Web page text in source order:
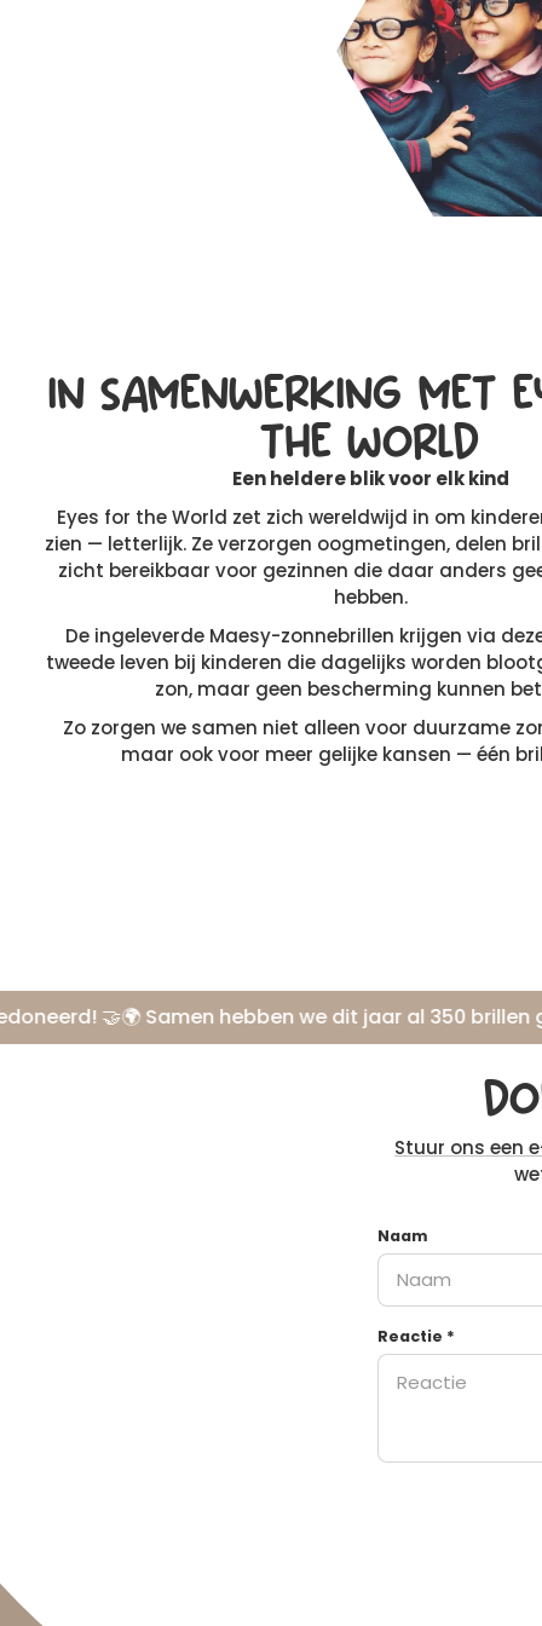
IN SAMENWERKING MET
THE WORLD
Een heldere blik voor elk kind
Eyes for the World zet zich wereldwijd in om
zien — letterlijk. Ze verzorgen oogmetingen, delen
zicht bereikbaar voor gezinnen die daar anders
hebben.
De ingeleverde Maesy-zonnebrillen krijgen via
tweede leven bij kinderen die dagelijks worden
zon, maar geen bescherming kunnen
Zo zorgen we samen niet alleen voor duurzame
maar ook voor meer gelijke kansen — één
🤝🌍 Samen hebben we dit jaar al 350 brillen
Stuur ons een
Naam
Reactie *